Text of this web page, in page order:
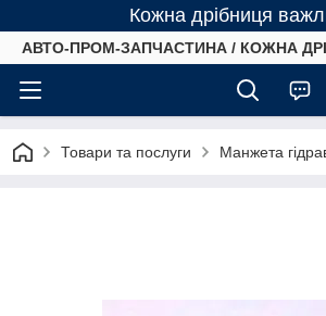
Кожна дрібниця
АВТО-ПРОМ-ЗАПЧАСТИНА / КОЖНА
Товари та послуги Манжета